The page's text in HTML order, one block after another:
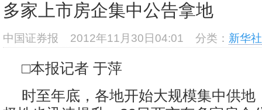
基
多家上市房企集中公告拿地
中国证券报 2012年11月30日04:01 分类： 新华
□本报记者 于萍
时至年底，各地开始大规模集中供地